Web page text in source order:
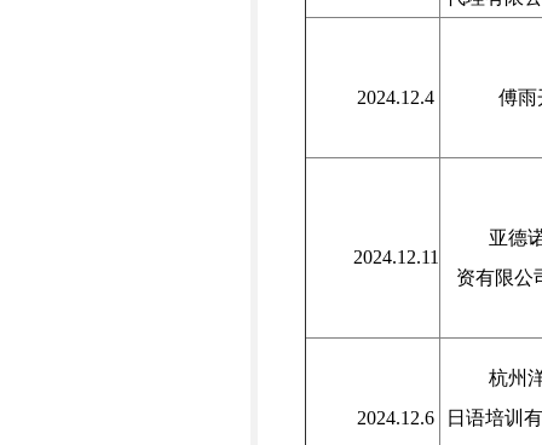
2024.12.4 傅雨
2024.12.11
亚德
资有限公
2024.12.6
杭州
日语培训